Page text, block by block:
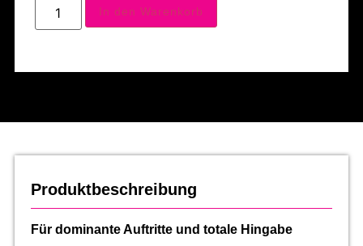
In den Warenkorb
Produktbeschreibung
Für dominante Auftritte und totale Hingabe